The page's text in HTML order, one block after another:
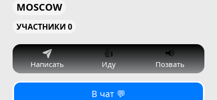
MOSCOW
УЧАСТНИКИ 0
Написать
👍
Иду
📢
Позвать
В чат 💬